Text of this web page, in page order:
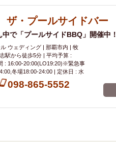
・プールサイドバー
で「プールサイドBBQ」開催中！
ウェディング | 那覇市内 | 牧
駅から徒歩5分 | 平均予算 :
: 16:00-20:00(LO19:20)※緊急事
冬場18:00-24:00 | 定休日 : 水
098-865-5552